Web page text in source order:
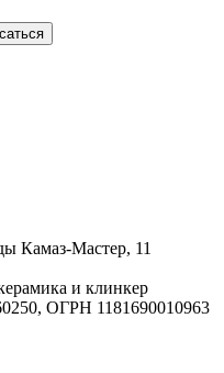
Камаз-Мастер, 11
и клинкер
ОГРН 1181690010963